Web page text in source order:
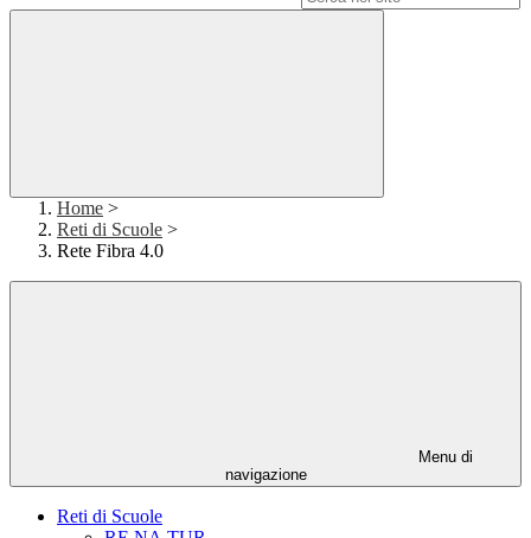
Home >
Reti di Scuole >
Rete Fibra 4.0
Menu di
navigazione
Reti di Scuole